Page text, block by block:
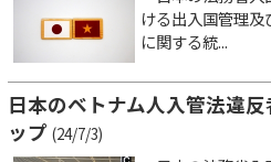
ける出入国管理
に関する統...
日本のベトナム人入管法違
ップ (24/7/3)